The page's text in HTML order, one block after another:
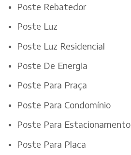
Poste Rebatedor
Poste Luz
Poste Luz Residencial
Poste De Energia
Poste Para Praça
Poste Para Condomínio
Poste Para Estacionamento
Poste Para Placa